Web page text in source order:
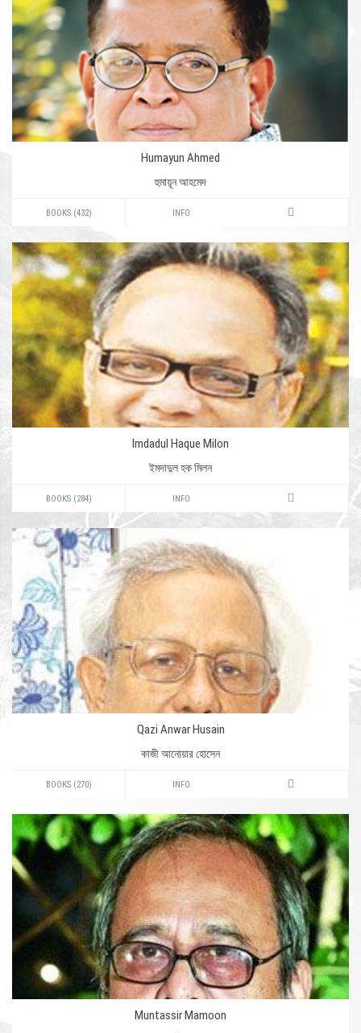
Humayun Ahmed
হুমায়ূন আহমেদ
BOOKS (432) INFO
Imdadul Haque Milon
ইমদাদুল হক মিলন
BOOKS (284) INFO
Qazi Anwar Husain
কাজী আনোয়ার হোসেন
BOOKS (270) INFO
Muntassir Mamoon